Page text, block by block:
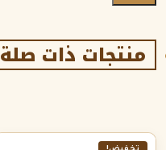
منتجات ذات صلة